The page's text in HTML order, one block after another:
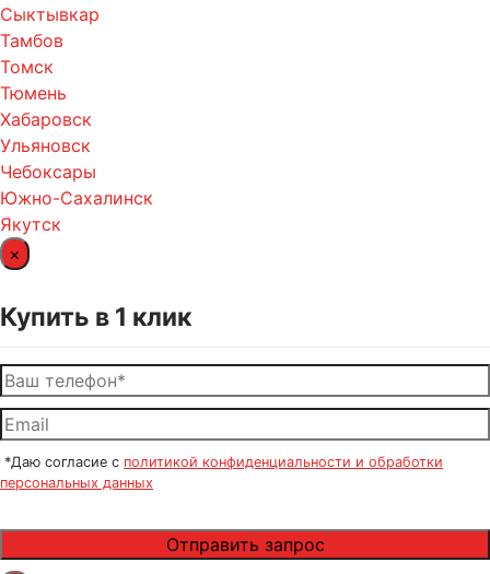
Сыктывкар
Тамбов
Томск
Тюмень
Хабаровск
Ульяновск
Чебоксары
Южно-Сахалинск
Якутск
×
Купить в 1 клик
*Даю согласие с политикой конфиденциальности и обработки
персональных данных